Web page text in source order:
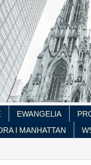
EWANGELIA
I MANHATTAN